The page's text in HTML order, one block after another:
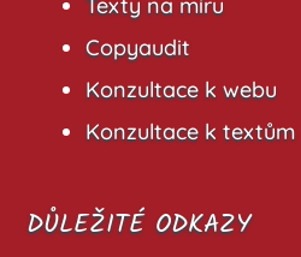
Copyaudit
Konzultace k webu
Konzultace k textům
DŮLEŽITÉ ODKAZY